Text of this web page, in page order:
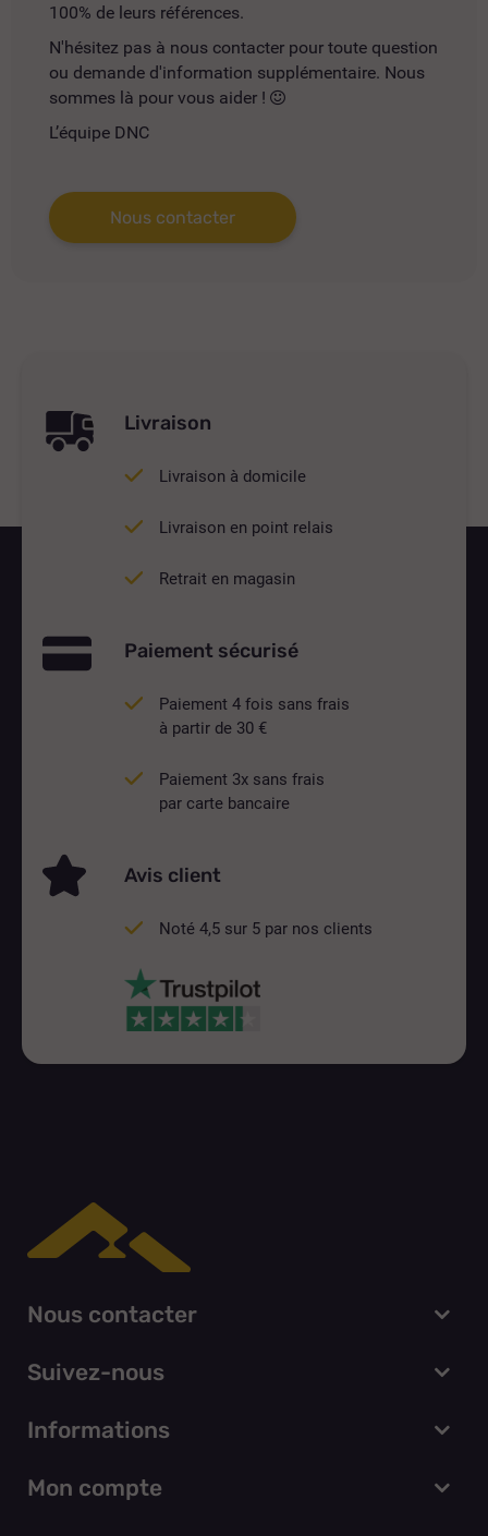
100% de leurs références.
N'hésitez pas à nous contacter pour toute question
ou demande d'information supplémentaire. Nous
sommes là pour vous aider !
L’équipe DNC
Nous contacter
Livraison
Livraison à domicile
Livraison en point relais
Retrait en magasin
Paiement sécurisé
Paiement 4 fois sans frais
à partir de 30 €
Paiement 3x sans frais
par carte bancaire
Avis client
Noté 4,5 sur 5 par nos clients
Nous contacter
Suivez-nous
Informations
Mon compte